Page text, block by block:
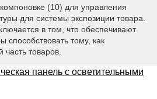
(10) для управления
для системы экспозиции товара.
в том, что обеспечивают
способствовать тому, как
товаров.
панель с осветительными